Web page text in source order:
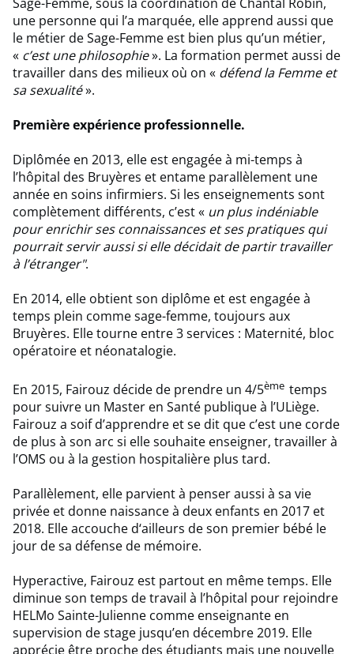
une personne qui l’a marquée, elle apprend aussi que
le métier de Sage-Femme est bien plus qu’un métier,
« c’est une philosophie». La formation permet aussi de
travailler dans des milieux où on « défend la Femme et
sa sexualité».
Première expérience professionnelle.
Diplômée en 2013, elle est engagée à mi-temps à
l’hôpital des Bruyères et entame parallèlement une
année en soins infirmiers. Si les enseignements sont
complètement différents, c’est « un plus indéniable
pour enrichir ses connaissances et ses pratiques qui
pourrait servir aussi si elle décidait de partir travailler
à l’étranger".
En 2014, elle obtient son diplôme et est engagée à
temps plein comme sage-femme, toujours aux
Bruyères. Elle tourne entre 3 services : Maternité, bloc
opératoire et néonatalogie.
En 2015, Fairouz décide de prendre un 4/5ème temps
pour suivre un Master en Santé publique à l’ULiège.
Fairouz a soif d’apprendre et se dit que c’est une corde
de plus à son arc si elle souhaite enseigner, travailler à
l’OMS ou à la gestion hospitalière plus tard.
Parallèlement, elle parvient à penser aussi à sa vie
privée et donne naissance à deux enfants en 2017 et
2018. Elle accouche d‘ailleurs de son premier bébé le
jour de sa défense de mémoire.
Hyperactive, Fairouz est partout en même temps. Elle
diminue son temps de travail à l’hôpital pour rejoindre
HELMo Sainte-Julienne comme enseignante en
supervision de stage jusqu’en décembre 2019. Elle
apprécie être proche des étudiants mais une nouvelle